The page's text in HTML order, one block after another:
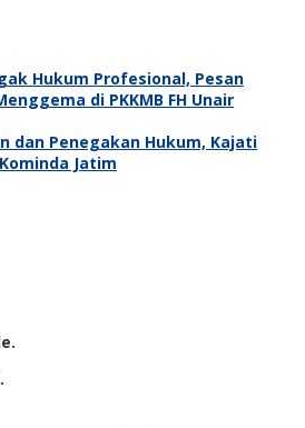
Hukum Profesional, Pesan
di PKKMB FH Unair
dan Penegakan Hukum, Kajati
Jatim